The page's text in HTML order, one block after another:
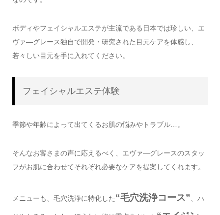
ボディやフェイシャルエステが主流である日本では珍しい、エ
ヴァ―グレース独自で開発・研究された目元ケアを体感し、
若々しい目元を手に入れてください。
フェイシャルエステ体験
季節や年齢によって出てくるお肌の悩みやトラブル…。
そんなお客さまの声に応えるべく、エヴァ―グレースのスタッ
フがお肌に合わせてそれぞれ必要なケアを提案してくれます。
メニューも、毛穴洗浄に特化した“毛穴洗浄コース”、ハ